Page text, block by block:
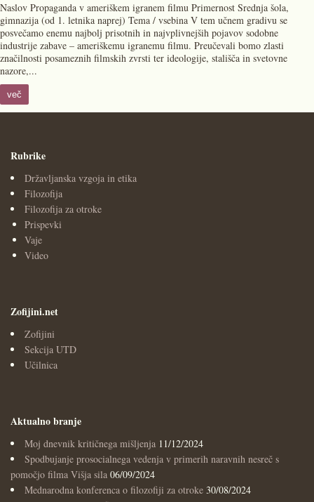
Naslov Propaganda v ameriškem igranem filmu Primernost Srednja šola,
gimnazija (od 1. letnika naprej) Tema / vsebina V tem učnem gradivu se
posvečamo enemu najbolj prisotnih in najvplivnejših pojavov sodobne
industrije zabave – ameriškemu igranemu filmu. Preučevali bomo zlasti
značilnosti posameznih filmskih zvrsti ter ideologije, stališča in svetovne
nazore,...
več
Rubrike
Državljanska vzgoja in etika
Filozofija
Filozofija za otroke
Prispevki
Vaje
Video
Zofijini.net
Zofijini
Sekcija UTD
Učilnica
Aktualno branje
Moj dnevnik kritičnega mišljenja 11/12/2024
Spodbujanje prosocialnega vedenja v primerih naravnih nesreč s
pomočjo filma Višja sila 06/09/2024
Mednarodna konferenca o filozofiji za otroke 30/08/2024